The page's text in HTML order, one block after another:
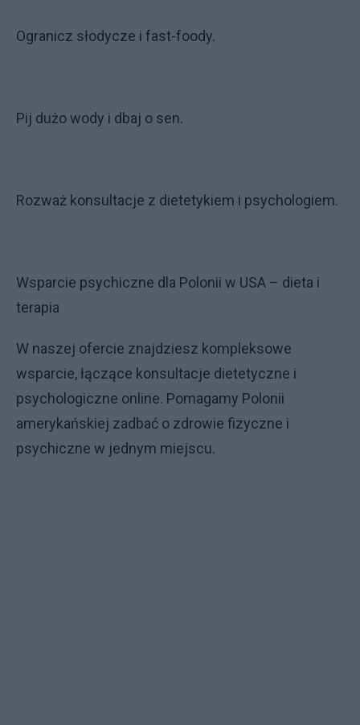
Ogranicz słodycze i fast-foody.
Pij dużo wody i dbaj o sen.
Rozważ konsultacje z dietetykiem i psychologiem.
Wsparcie psychiczne dla Polonii w USA – dieta i
terapia
W naszej ofercie znajdziesz kompleksowe
wsparcie, łączące konsultacje dietetyczne i
psychologiczne online. Pomagamy Polonii
amerykańskiej zadbać o zdrowie fizyczne i
psychiczne w jednym miejscu.